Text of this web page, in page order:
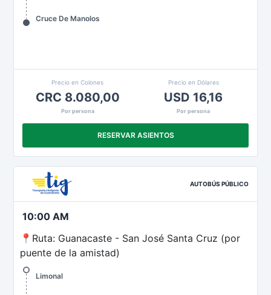
Cruce De Manolos
Precio en Colones
CRC 8.080,00
Por persona
Precio en Dólares
USD 16,16
Por persona
RESERVAR ASIENTOS
AUTOBÚS PÚBLICO
10:00 AM
📍Ruta: Guanacaste - San José Santa Cruz (por
puente de la amistad)
Limonal